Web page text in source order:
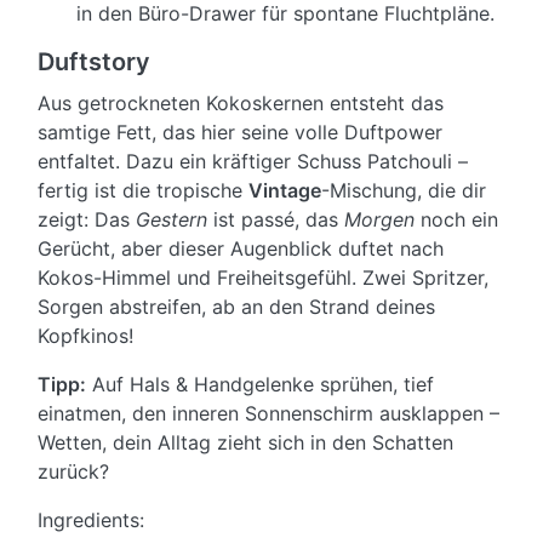
in den Büro-Drawer für spontane Fluchtpläne.
Duftstory
Aus getrockneten Kokoskernen entsteht das
samtige Fett, das hier seine volle Duftpower
entfaltet. Dazu ein kräftiger Schuss Patchouli –
fertig ist die tropische Vintage-Mischung, die dir
zeigt: Das Gestern ist passé, das Morgen noch ein
Gerücht, aber dieser Augenblick duftet nach
Kokos-Himmel und Freiheitsgefühl. Zwei Spritzer,
Sorgen abstreifen, ab an den Strand deines
Kopfkinos!
Tipp: Auf Hals & Handgelenke sprühen, tief
einatmen, den inneren Sonnenschirm ausklappen –
Wetten, dein Alltag zieht sich in den Schatten
zurück?
Ingredients: